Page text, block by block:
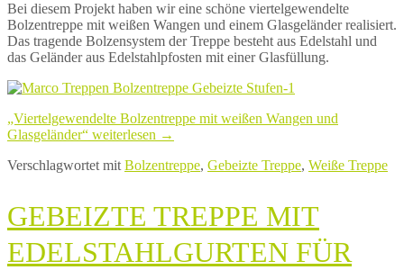
202013.
Mai
2020
Treppen
Bei diesem Projekt haben wir eine schöne viertelgewendelte
Bolzentreppe mit weißen Wangen und einem Glasgeländer realisiert.
Das tragende Bolzensystem der Treppe besteht aus Edelstahl und
das Geländer aus Edelstahlpfosten mit einer Glasfüllung.
„Viertelgewendelte Bolzentreppe mit weißen Wangen und
Glasgeländer“ weiterlesen →
Verschlagwortet mit Bolzentreppe, Gebeizte Treppe, Weiße Treppe
GEBEIZTE TREPPE MIT
EDELSTAHLGURTEN FÜR